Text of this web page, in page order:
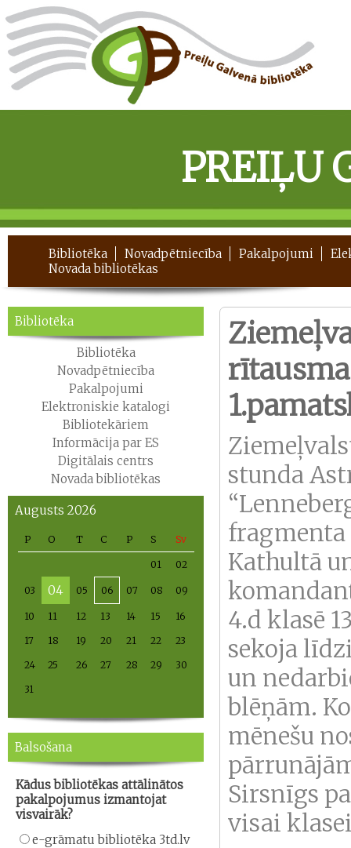
PREIĻU
Bibliotēka Novadpētniecība Pakalpojumi
Novada bibliotēkas
Bibliotēka
Bibliotēka
Novadpētniecība
Pakalpojumi
Elektroniskie katalogi
Bibliotekāriem
Informācija par ES
Digitālais centrs
Novada bibliotēkas
Augusts 2026
P O T C P S Sv
01 02
03 04 05 06 07 08 09
10 11 12 13 14 15 16
17 18 19 20 21 22 23
24 25 26 27 28 29 30
31
Balsošana
Kādus bibliotēkas attālinātos
pakalpojumus izmantojat
visvairāk?
e-grāmatu bibliotēka 3td.lv
stunda
fragmenta
Kathultā
4.d klasē
sekoja
un
blēņām.
mēnešu
Sirsnīgs
visai